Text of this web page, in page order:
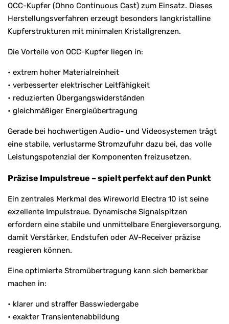
OCC-Kupfer (Ohno Continuous Cast) zum Einsatz. Dieses
Herstellungsverfahren erzeugt besonders langkristalline
Kupferstrukturen mit minimalen Kristallgrenzen.
Die Vorteile von OCC-Kupfer liegen in:
• extrem hoher Materialreinheit
• verbesserter elektrischer Leitfähigkeit
• reduzierten Übergangswiderständen
• gleichmäßiger Energieübertragung
Gerade bei hochwertigen Audio- und Videosystemen trägt
eine stabile, verlustarme Stromzufuhr dazu bei, das volle
Leistungspotenzial der Komponenten freizusetzen.
Präzise Impulstreue – spielt perfekt auf den Punkt
Ein zentrales Merkmal des Wireworld Electra 10 ist seine
exzellente Impulstreue. Dynamische Signalspitzen
erfordern eine stabile und unmittelbare Energieversorgung,
damit Verstärker, Endstufen oder AV-Receiver präzise
reagieren können.
Eine optimierte Stromübertragung kann sich bemerkbar
machen in:
• klarer und straffer Basswiedergabe
• exakter Transientenabbildung